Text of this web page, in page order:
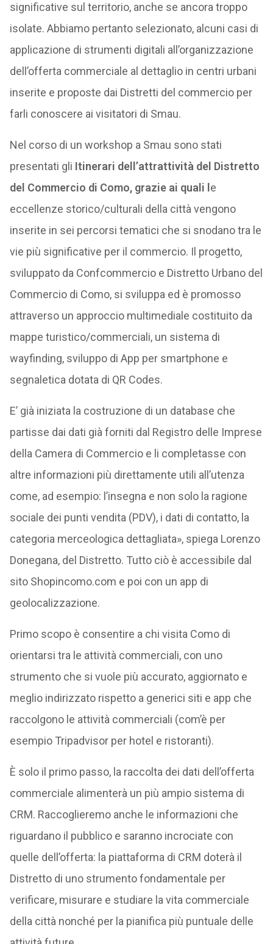
significative sul territorio, anche se ancora troppo
isolate. Abbiamo pertanto selezionato, alcuni casi di
applicazione di strumenti digitali all’organizzazione
dell’offerta commerciale al dettaglio in centri urbani
inserite e proposte dai Distretti del commercio per
farli conoscere ai visitatori di Smau.
Nel corso di un workshop a Smau sono stati
presentati gli Itinerari dell’attrattività del Distretto
del Commercio di Como, grazie ai quali l e
eccellenze storico/culturali della città vengono
inserite in sei percorsi tematici che si snodano tra le
vie più significative per il commercio. Il progetto,
sviluppato da Confcommercio e Distretto Urbano del
Commercio di Como, si sviluppa ed è promosso
attraverso un approccio multimediale costituito da
mappe turistico/commerciali, un sistema di
wayfinding, sviluppo di App per smartphone e
segnaletica dotata di QR Codes.
E’ già iniziata la costruzione di un database che
partisse dai dati già forniti dal Registro delle Imprese
della Camera di Commercio e li completasse con
altre informazioni più direttamente utili all’utenza
come, ad esempio: l’insegna e non solo la ragione
sociale dei punti vendita (PDV), i dati di contatto, la
categoria merceologica dettagliata», spiega Lorenzo
Donegana, del Distretto. Tutto ciò è accessibile dal
sito Shopincomo.com e poi con un app di
geolocalizzazione.
Primo scopo è consentire a chi visita Como di
orientarsi tra le attività commerciali, con uno
strumento che si vuole più accurato, aggiornato e
meglio indirizzato rispetto a generici siti e app che
raccolgono le attività commerciali (com’è per
esempio Tripadvisor per hotel e ristoranti).
È solo il primo passo, la raccolta dei dati dell’offerta
commerciale alimenterà un più ampio sistema di
CRM. Raccoglieremo anche le informazioni che
riguardano il pubblico e saranno incrociate con
quelle dell’offerta: la piattaforma di CRM doterà il
Distretto di uno strumento fondamentale per
verificare, misurare e studiare la vita commerciale
della città nonché per la pianifica più puntuale delle